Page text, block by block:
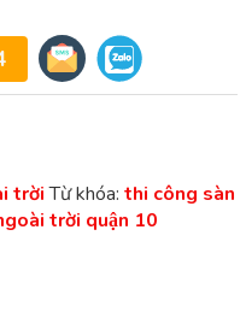
trời Từ khóa: thi công sàn
trời quận 10